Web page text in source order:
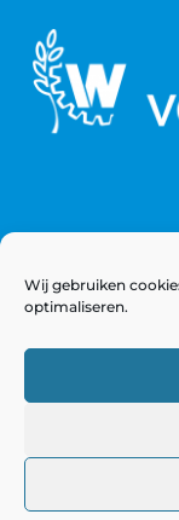
Wij gebruiken
optimaliseren.
©